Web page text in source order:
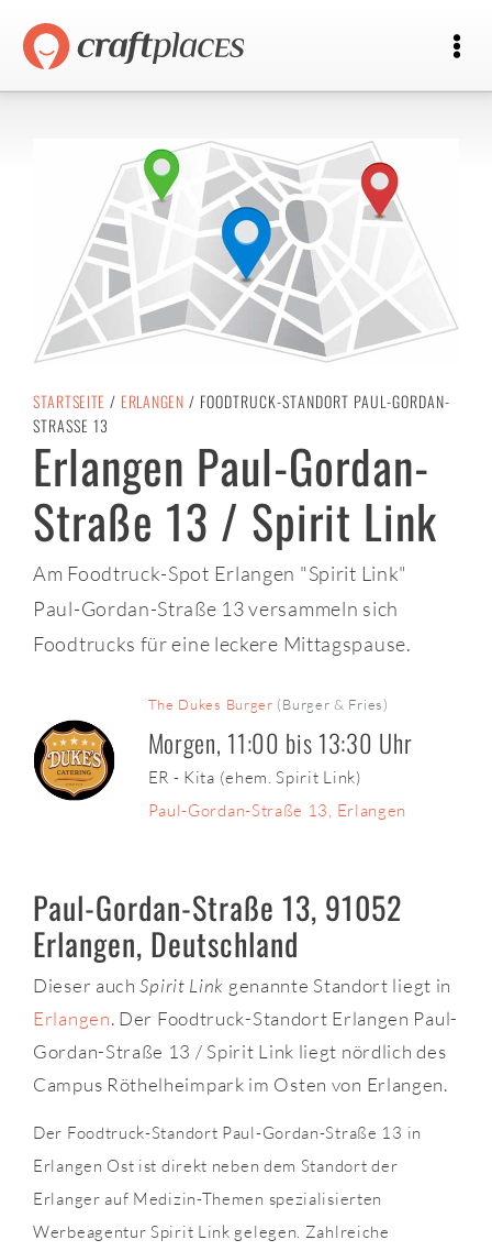
STARTSEITE / ERLANGEN / FOODTRUCK-STANDORT PAUL-GORDAN-
STRASSE 13
Erlangen Paul-Gordan-
Straße 13 / Spirit Link
Am Foodtruck-Spot Erlangen "Spirit Link"
Paul-Gordan-Straße 13 versammeln sich
Foodtrucks für eine leckere Mittagspause.
The Dukes Burger (Burger & Fries)
Morgen, 11:00 bis 13:30 Uhr
ER - Kita (ehem. Spirit Link)
Paul-Gordan-Straße 13, Erlangen
Paul-Gordan-Straße 13, 91052
Erlangen, Deutschland
Dieser auchSpirit Link genannte Standort liegt in
Erlangen. Der Foodtruck-Standort Erlangen Paul-
Gordan-Straße 13 / Spirit Link liegt nördlich des
Campus Röthelheimpark im Osten von Erlangen.
Der Foodtruck-Standort Paul-Gordan-Straße 13 in
Erlangen Ost ist direkt neben dem Standort der
Erlanger auf Medizin-Themen spezialisierten
Werbeagentur Spirit Link gelegen. Zahlreiche